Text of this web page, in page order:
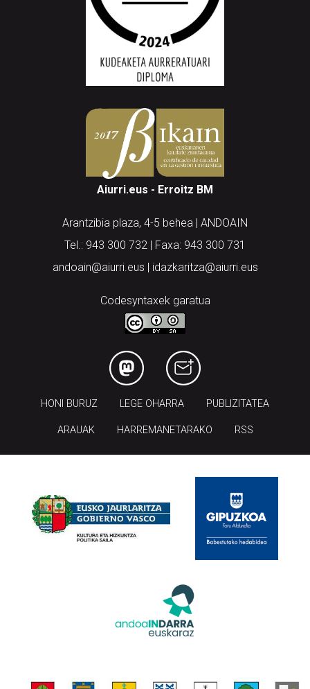
Aiurri.eus - Erroitz BM
Arantzibia plaza, 4-5 behea | ANDOAIN
Tel.: 943 300 732 | Faxa: 943 300 731
andoain@aiurri.eus | idazkaritza@aiurri.eus
Codesyntaxek garatua
HONI BURUZ LEGE OHARRA PUBLIZITATEA
ARAUAK HARREMANETARAKO RSS